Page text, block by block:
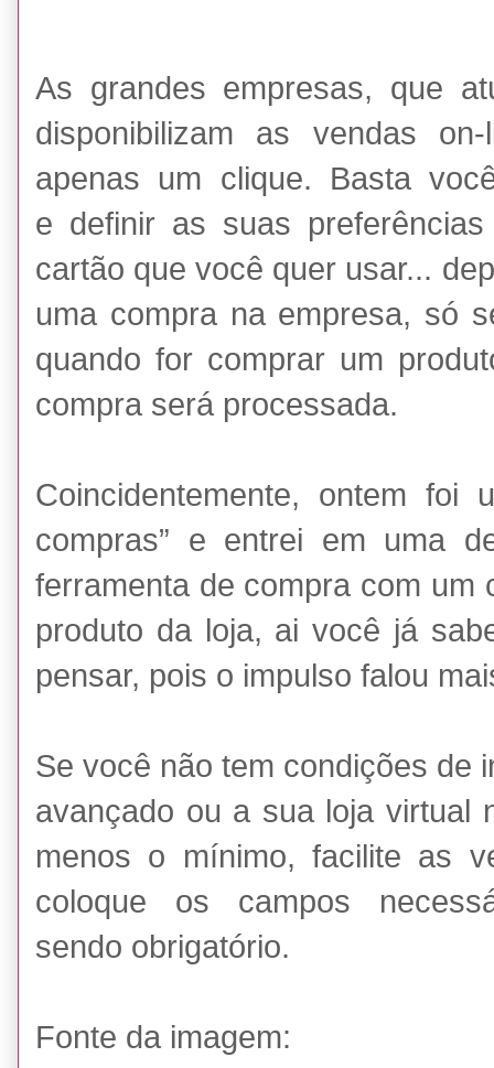
As grandes empresas, que
disponibilizam as vendas
apenas um clique. Basta
e definir as suas
cartão que você quer usar...
uma compra na empresa, só
quando for comprar um
compra será processada.
Coincidentemente, ontem
compras” e entrei em uma
ferramenta de compra com um
produto da loja, ai você já
pensar, pois o impulso falou
Se você não tem condições de
avançado ou a sua loja virtual
menos o mínimo, facilite as
coloque os campos
sendo obrigatório.
Fonte da imagem: